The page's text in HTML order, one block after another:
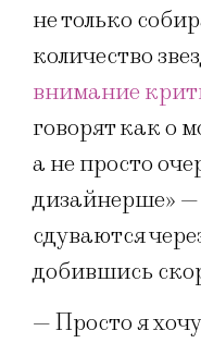
не только
количество
внимание
говорят как о
а не просто
дизайнерше»
сдуваются
добившись
— Просто я